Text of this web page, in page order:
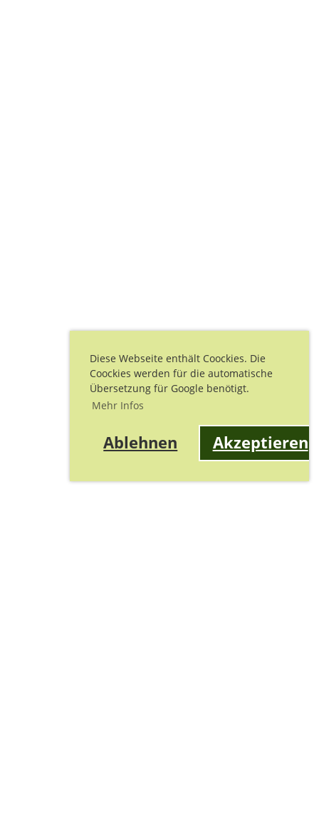
Diese Webseite enthält Coockies. Die
Coockies werden für die automatische
Übersetzung für Google benötigt.
Mehr Infos
Ablehnen Akzeptieren